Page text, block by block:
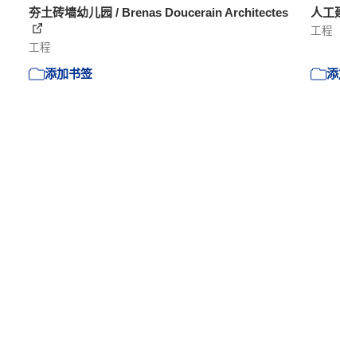
夯土砖墙幼儿园 / Brenas Doucerain Architectes
工程
添加书签
人工
工程